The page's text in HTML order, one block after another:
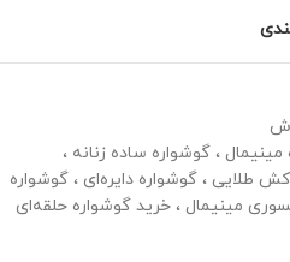
، گوشواره ساده زنانه ،
طلایی ، گوشواره دایره‌ای ، گوشواره
مینیمال ، خرید گوشواره حلقه‌ای